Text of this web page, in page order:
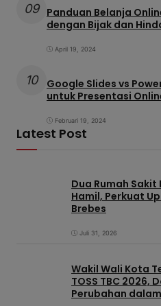
09 Panduan Belanja
dengan Bijak dan
April 19, 2024
10
Google Slides vs
untuk Presentasi
Februari 19, 2024
Latest Post
Dua Rumah Sakit
Hamil, Perkuat
Brebes
Juli 31, 2026
Wakil Wali Kota
TOSS TBC 2026,
Perubahan